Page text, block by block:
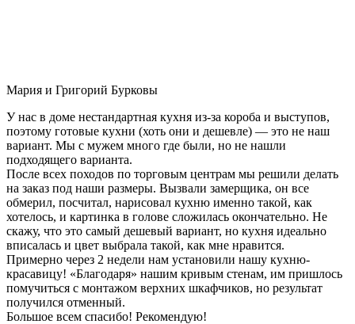
Мария и Григорий Бурковы
У нас в доме нестандартная кухня из-за короба и выступов,
поэтому готовые кухни (хоть они и дешевле) — это не наш
вариант. Мы с мужем много где были, но не нашли
подходящего варианта.
После всех походов по торговым центрам мы решили делать
на заказ под наши размеры. Вызвали замерщика, он все
обмерил, посчитал, нарисовал кухню именно такой, как
хотелось, и картинка в голове сложилась окончательно. Не
скажу, что это самый дешевый вариант, но кухня идеально
вписалась и цвет выбрала такой, как мне нравится.
Примерно через 2 недели нам установили нашу кухню-
красавицу! «Благодаря» нашим кривым стенам, им пришлось
помучиться с монтажом верхних шкафчиков, но результат
получился отменный.
Большое всем спасибо! Рекомендую!